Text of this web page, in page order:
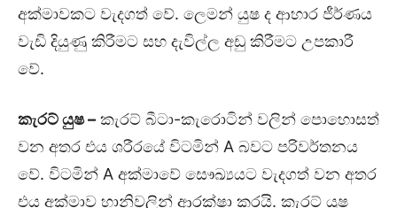
අක්මාවකට වැදගත් වේ. ලෙමන් යුෂ ද ආහාර ජීර්ණය
වැඩි දියුණු කිරීමට සහ දැවිල්ල අඩු කිරීමට උපකාරී
වේ.
කැරට් යුෂ– කැරට් බීටා-කැරොටින් වලින් පොහොසත්
වන අතර එය ශරීරයේ විටමින් A බවට පරිවර්තනය
වේ. විටමින් A අක්මාවේ සෞඛ්‍යයට වැදගත් වන අතර
එය අක්මාව හානිවලින් ආරක්ෂා කරයි. කැරට් යුෂ